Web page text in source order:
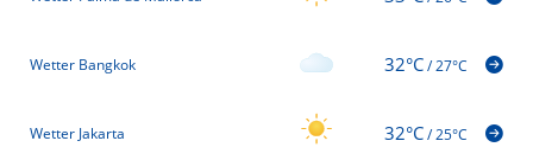
Wetter Bangkok 32°C/27°C
Wetter Jakarta 32°C/25°C